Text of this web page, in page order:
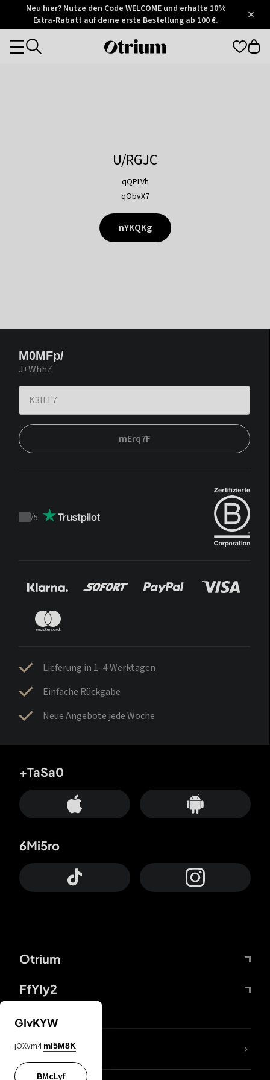
Otrium
Trustpilot
Neu hier? Nutze den Code WELCOME und erhalte 10%
Extra-Rabatt auf deine erste Bestellung ab 100 €.
Otrium
Categories
U/RGJC
qQPLVh
qObvX7
nYKQKg
M0MFp/
J+WhhZ
mErq7F
Trustpilot
/5
Lieferung in 1–4 Werktagen
Einfache Rückgabe
Neue Angebote jede Woche
Otrium
FfYIy2
+TaSa0
6Mi5ro
DDcvSo
GIvKYW
jOXvm4 mI5M8K
BMcLyf